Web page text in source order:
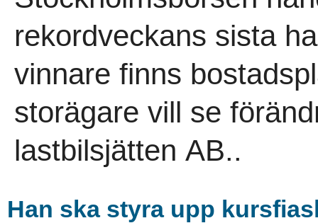
rekordveckans sista
vinnare finns
storägare vill se
lastbilsjätten AB..
Han ska styra upp